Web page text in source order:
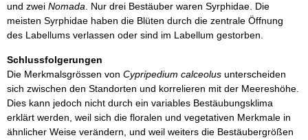
und zwei Nomada. Nur drei Bestäuber waren Syrphidae. Die
meisten Syrphidae haben die Blüten durch die zentrale Öffnung
des Labellums verlassen oder sind im Labellum gestorben.
Schlussfolgerungen
Die Merkmalsgrössen von Cypripedium calceolus unterscheiden
sich zwischen den Standorten und korrelieren mit der Meereshöhe.
Dies kann jedoch nicht durch ein variables Bestäubungsklima
erklärt werden, weil sich die floralen und vegetativen Merkmale in
ähnlicher Weise verändern, und weil weiters die Bestäubergrößen